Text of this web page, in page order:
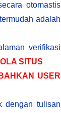
otomastis
adalah
verifikasi
SITUS
USER
dengan tulisan